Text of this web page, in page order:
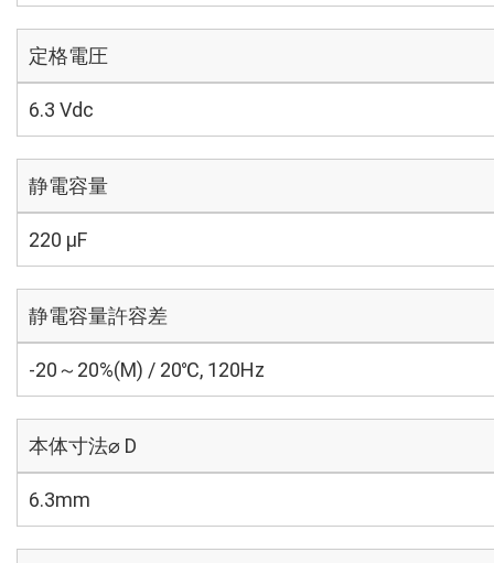
定格電圧
6.3 Vdc
静電容量
220 µF
静電容量許容差
-20～20%(M) / 20℃, 120Hz
本体寸法⌀ D
6.3mm